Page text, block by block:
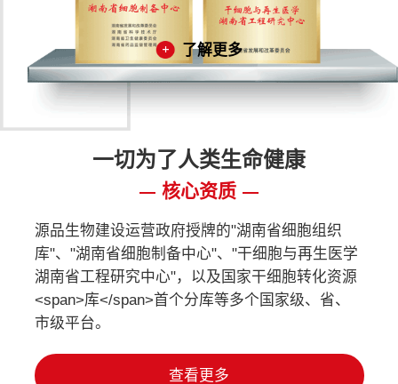
了解更多
一切为了人类生命健康
核心资质
源品生物建设运营政府授牌的"湖南省细胞组织
库"、"湖南省细胞制备中心"、"干细胞与再生医学
湖南省工程研究中心"，以及国家干细胞转化资源
<span>库</span>首个分库等多个国家级、省、
市级平台。
查看更多